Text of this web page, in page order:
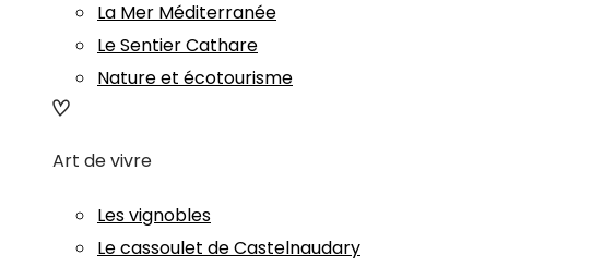
La Mer Méditerranée
Le Sentier Cathare
Nature et écotourisme
Art de vivre
Les vignobles
Le cassoulet de Castelnaudary